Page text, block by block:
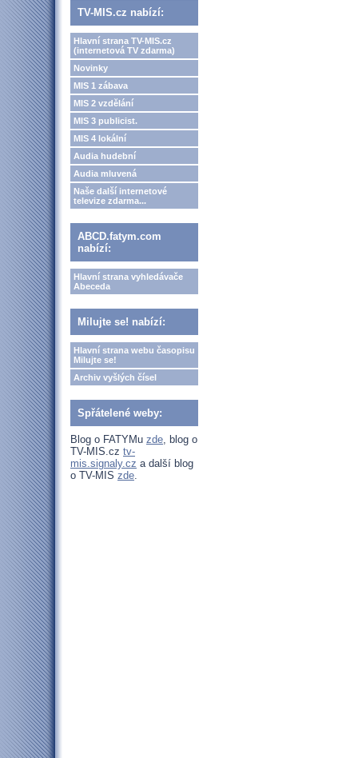
TV-MIS.cz nabízí:
Hlavní strana TV-MIS.cz
(internetová TV zdarma)
Novinky
MIS 1 zábava
MIS 2 vzdělání
MIS 3 publicist.
MIS 4 lokální
Audia hudební
Audia mluvená
Naše další internetové
televize zdarma...
ABCD.fatym.com
nabízí:
Hlavní strana vyhledávače
Abeceda
Milujte se! nabízí:
Hlavní strana webu časopisu
Milujte se!
Archiv vyšlých čísel
Spřátelené weby:
Blog o FATYMu zde, blog o
TV-MIS.cz tv-
mis.signaly.cz a další blog
o TV-MIS zde.